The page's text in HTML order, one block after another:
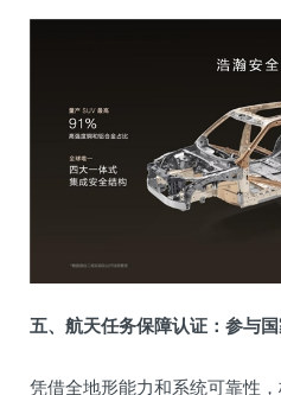
五、航天任务保障认证：参与
凭借全地形能力和系统可靠性